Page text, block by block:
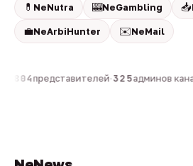
💊 NeNutra 🎰NeGambling 📥
💼NeArbiHunter ✉️NeMail
804представителей·325админов